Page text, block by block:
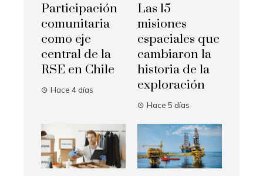
Participación
comunitaria
como eje
central de la
RSE en Chile
Hace 4 días
Las 15
misiones
espaciales que
cambiaron la
historia de la
exploración
Hace 5 días